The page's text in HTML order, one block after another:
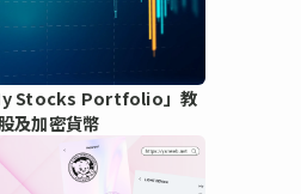
Stocks Portfolio」教
及加密貨幣